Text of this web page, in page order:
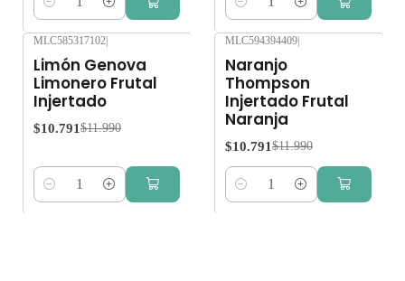
Cantidad Cantidad
MLC585317102
Limón Genova
Limonero Frutal
Injertado
$10.791 $11.990
Cantidad
MLC594394409
Naranjo
Thompson
Injertado Frutal
Naranja
$10.791 $11.990
Cantidad